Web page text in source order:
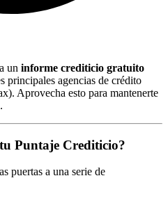
un informe crediticio gratuito
principales agencias de crédito
Aprovecha esto para mantenerte
Puntaje Crediticio?
puertas a una serie de